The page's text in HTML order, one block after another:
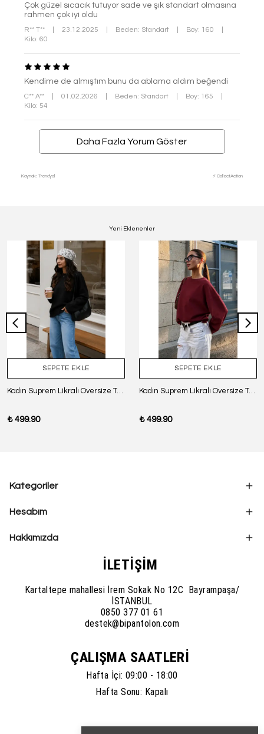
Çok güzel sıcacık tutuyor sade ve şık standart olmasına
rahmen çok iyi oldu
R** T** 23.12.2025 Beden: Standart Boy: 160
Kilo: 60
Kendime de almıştım bunu da ablama aldım beğendi
C** A** 01.02.2026 Beden: Standart Boy: 165
Kilo: 54
Daha Fazla Yorum Göster
Kaynak: Trendyol ⚡ CollectAction
Yeni Eklenenler
SEPETE EKLE
Kadın Suprem Likralı Oversize T-Shirt - SİYAH
₺ 499.90
SEPETE EKLE
Kadın Suprem Likralı Oversize T-Shirt - BORDO
₺ 499.90
Kategoriler
Hesabım
Hakkımızda
İLETİŞİM
Kartaltepe mahallesi İrem Sokak No 12C Bayrampaşa/
İSTANBUL
0850 377 01 61
destek@bipantolon.com
ÇALIŞMA SAATLERİ
Hafta İçi: 09:00 - 18:00
Hafta Sonu: Kapalı